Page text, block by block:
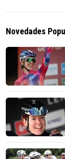
Novedades